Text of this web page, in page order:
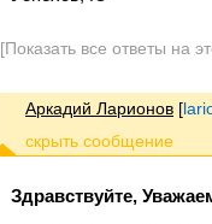
[Показать все ответы на
Аркадий Ларионов [
Здравствуйте,